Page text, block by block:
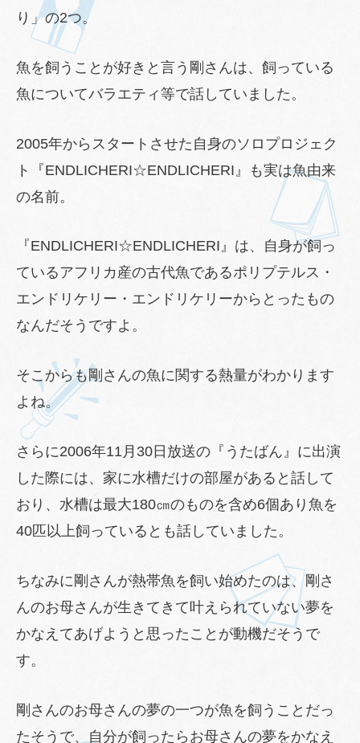
り」の2つ。
魚を飼うことが好きと言う剛さんは、飼っている
魚についてバラエティ等で話していました。
2005年からスタートさせた自身のソロプロジェク
ト『ENDLICHERI☆ENDLICHERI』も実は魚由来
の名前。
『ENDLICHERI☆ENDLICHERI』は、自身が飼っ
ているアフリカ産の古代魚であるポリプテルス・
エンドリケリー・エンドリケリーからとったもの
なんだそうですよ。
そこからも剛さんの魚に関する熱量がわかります
よね。
さらに2006年11月30日放送の『うたばん』に出演
した際には、家に水槽だけの部屋があると話して
おり、水槽は最大180㎝のものを含め6個あり魚を
40匹以上飼っているとも話していました。
ちなみに剛さんが熱帯魚を飼い始めたのは、剛さ
んのお母さんが生きてきて叶えられていない夢を
かなえてあげようと思ったことが動機だそうで
す。
剛さんのお母さんの夢の一つが魚を飼うことだっ
たそうで、自分が飼ったらお母さんの夢をかなえ